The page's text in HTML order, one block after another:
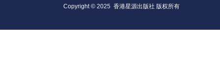
Copyright © 2025 香港星源出版社 版权所有